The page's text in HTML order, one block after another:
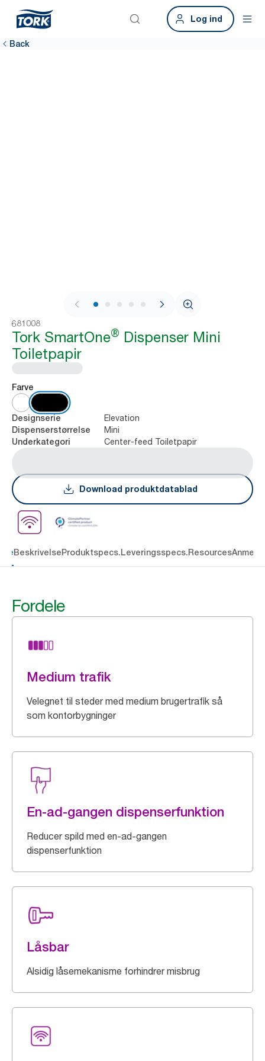
Log ind
Back
1 / 9
681008
Tork SmartOne® Dispenser Mini
Toiletpapir
Farve
Designserie Elevation
Dispenserstørrelse Mini
Underkategori Center-feed Toiletpapir
Download produktdatablad
BeskrivelseProduktspecs.Leveringsspecs.Resources
Fordele
Medium trafik
Velegnet til steder med medium brugertrafik så
som kontorbygninger
En-ad-gangen dispenserfunktion
Reducer spild med en-ad-gangen
dispenserfunktion
Låsbar
Alsidig låsemekanisme forhindrer misbrug